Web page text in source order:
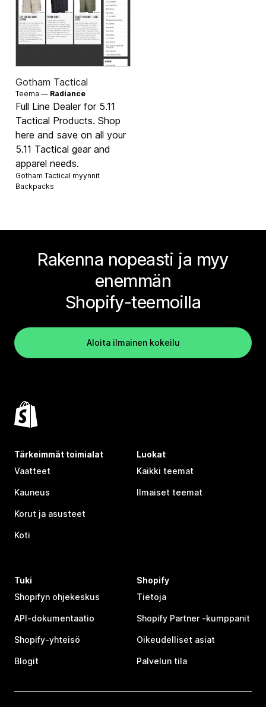
Gotham Tactical
Teema — Radiance
Full Line Dealer for 5.11
Tactical Products. Shop
here and save on all your
5.11 Tactical gear and
apparel needs.
Gotham Tactical myynnit
Backpacks
Rakenna nopeasti ja myy
enemmän
Shopify-teemoilla
Aloita ilmainen kokeilu
Tärkeimmät toimialat
Vaatteet
Kauneus
Korut ja asusteet
Koti
Luokat
Kaikki teemat
Ilmaiset teemat
Tuki
Shopifyn ohjekeskus
API-dokumentaatio
Shopify-yhteisö
Blogit
Shopify
Tietoja
Shopify Partner ‑kumppanit
Oikeudelliset asiat
Palvelun tila